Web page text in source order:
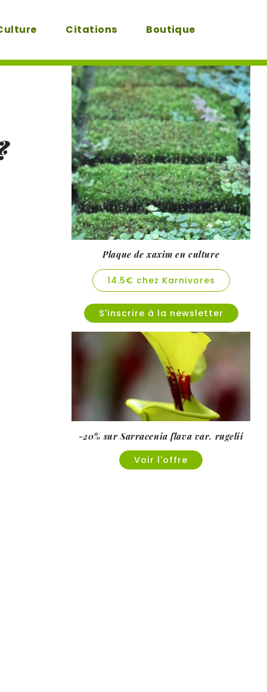
Citations Boutique
Plaque de xaxim en culture
14.5€ chez Karnivores
S'inscrire à la newsletter
-20% sur Sarracenia flava var. rugelii
Voir l'offre